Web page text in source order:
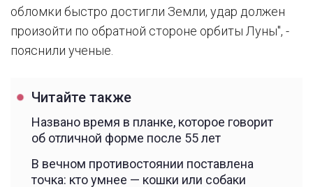
обломки быстро достигли Земли, удар должен
произойти по обратной стороне орбиты Луны", -
пояснили ученые.
Читайте также
Названо время в планке, которое говорит
об отличной форме после 55 лет
В вечном противостоянии поставлена
точка: кто умнее — кошки или собаки